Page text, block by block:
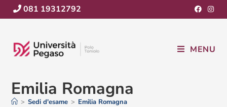
081 19312792
MENU
Emilia Romagna
> Sedi d'esame > Emilia Romagna